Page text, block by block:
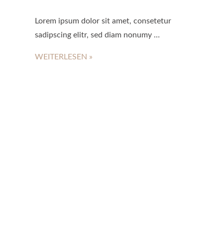
Lorem ipsum dolor sit amet, consetetur
sadipscing elitr, sed diam nonumy …
WEITERLESEN »